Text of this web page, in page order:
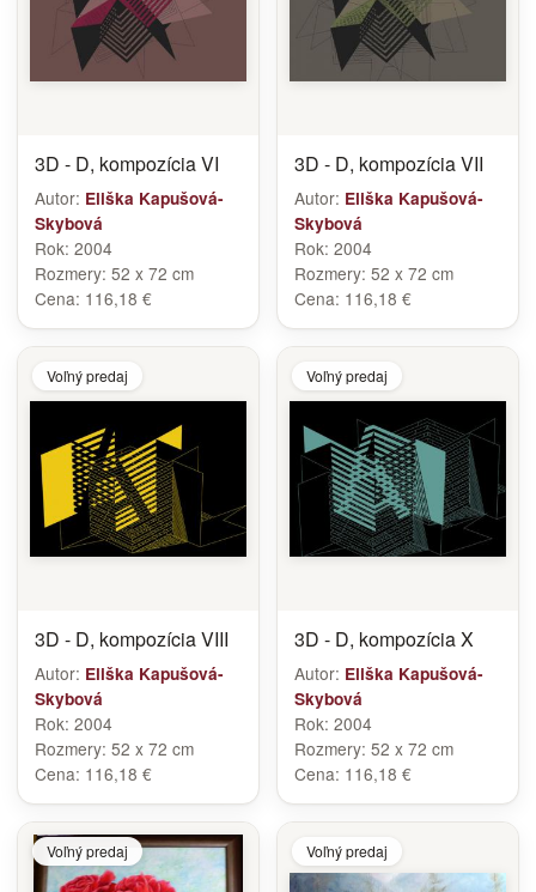
3D - D, kompozícia VI
Autor: Eliška Kapušová-
Skybová
Rok: 2004
Rozmery: 52 x 72 cm
Cena: 116,18 €
3D - D, kompozícia VII
Autor: Eliška Kapušová-
Skybová
Rok: 2004
Rozmery: 52 x 72 cm
Cena: 116,18 €
Voľný predaj
3D - D, kompozícia VIII
Autor: Eliška Kapušová-
Skybová
Rok: 2004
Rozmery: 52 x 72 cm
Cena: 116,18 €
Voľný predaj
3D - D, kompozícia X
Autor: Eliška Kapušová-
Skybová
Rok: 2004
Rozmery: 52 x 72 cm
Cena: 116,18 €
Voľný predaj Voľný predaj